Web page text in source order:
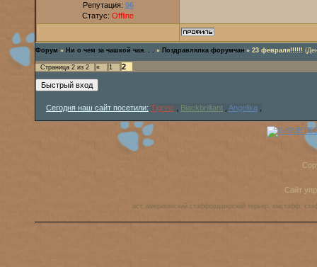
Репутация: 96
Статус: Offline
Форум » Ни о чем за чашкой чая. . . » Поздравлялка форумчан » 23 февраля!!!!!!
Страница 2 из 2 « 1 2
Сегодня наш сайт посетили: Tigrino Blackbrilliant Angelika
Сайт
аст, американский стаффордширский терьер, амстафф,